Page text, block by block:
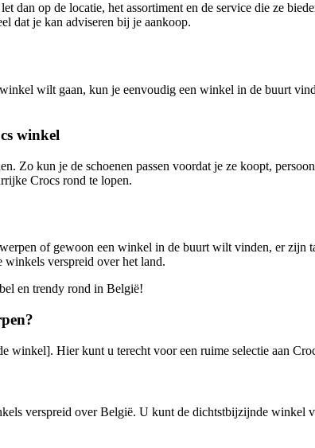
dan op de locatie, het assortiment en de service die ze
dat je kan adviseren bij je aankoop.
wilt gaan, kun je eenvoudig een winkel in de buurt
winkel
Zo kun je de schoenen passen voordat je ze koopt,
Crocs rond te lopen.
of gewoon een winkel in de buurt wilt vinden, er zijn
winkels verspreid over het land.
en trendy rond in België!
Hier kunt u terecht voor een ruime selectie aan
verspreid over België. U kunt de dichtstbijzijnde winkel